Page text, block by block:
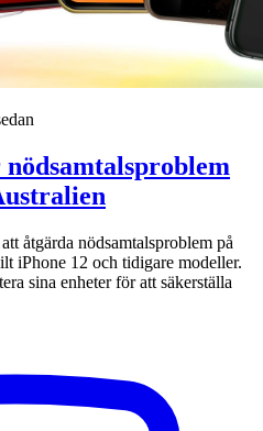
åtgärda nödsamtalsproblem på
iPhone 12 och tidigare modeller.
sina enheter för att säkerställa